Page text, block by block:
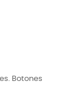
Botones